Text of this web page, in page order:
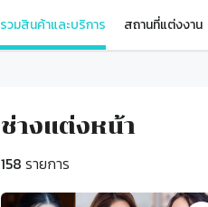
รวมสินค้าและบริการ สถานที่แต่งงาน
ช่างแต่งหน้า
158 รายการ